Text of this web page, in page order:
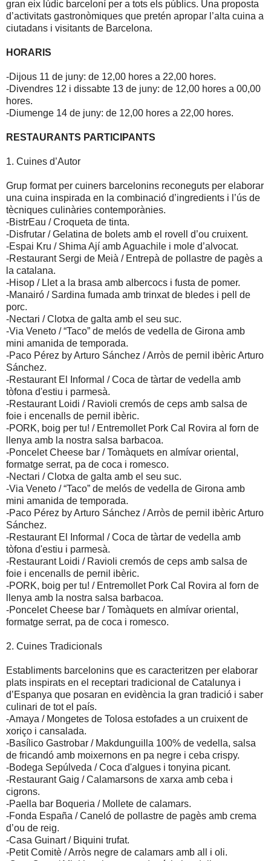
gran eix lúdic barceloní per a tots els públics. Una proposta
d’activitats gastronòmiques que pretén apropar l’alta cuina a
ciutadans i visitants de Barcelona.
HORARIS
-Dijous 11 de juny: de 12,00 hores a 22,00 hores.
-Divendres 12 i dissabte 13 de juny: de 12,00 hores a 00,00
hores.
-Diumenge 14 de juny: de 12,00 hores a 22,00 hores.
RESTAURANTS PARTICIPANTS
1. Cuines d’Autor
Grup format per cuiners barcelonins reconeguts per elaborar
una cuina inspirada en la combinació d’ingredients i l’ús de
tècniques culinàries contemporànies.
-BistrEau / Croqueta de tinta.
-Disfrutar / Gelatina de bolets amb el rovell d’ou cruixent.
-Espai Kru / Shima Ají amb Aguachile i mole d’alvocat.
-Restaurant Sergi de Meià / Entrepà de pollastre de pagès a
la catalana.
-Hisop / Llet a la brasa amb albercocs i fusta de pomer.
-Manairó / Sardina fumada amb trinxat de bledes i pell de
porc.
-Nectari / Clotxa de galta amb el seu suc.
-Via Veneto / “Taco” de melós de vedella de Girona amb
mini amanida de temporada.
-Paco Pérez by Arturo Sánchez / Arròs de pernil ibèric Arturo
Sánchez.
-Restaurant El Informal / Coca de tàrtar de vedella amb
tòfona d'estiu i parmesà.
-Restaurant Loidi / Ravioli cremós de ceps amb salsa de
foie i encenalls de pernil ibèric.
-PORK, boig per tu! / Entremollet Pork Cal Rovira al forn de
llenya amb la nostra salsa barbacoa.
-Poncelet Cheese bar / Tomàquets en almívar oriental,
formatge serrat, pa de coca i romesco.
-Nectari / Clotxa de galta amb el seu suc.
-Via Veneto / “Taco” de melós de vedella de Girona amb
mini amanida de temporada.
-Paco Pérez by Arturo Sánchez / Arròs de pernil ibèric Arturo
Sánchez.
-Restaurant El Informal / Coca de tàrtar de vedella amb
tòfona d'estiu i parmesà.
-Restaurant Loidi / Ravioli cremós de ceps amb salsa de
foie i encenalls de pernil ibèric.
-PORK, boig per tu! / Entremollet Pork Cal Rovira al forn de
llenya amb la nostra salsa barbacoa.
-Poncelet Cheese bar / Tomàquets en almívar oriental,
formatge serrat, pa de coca i romesco.
2. Cuines Tradicionals
Establiments barcelonins que es caracteritzen per elaborar
plats inspirats en el receptari tradicional de Catalunya i
d’Espanya que posaran en evidència la gran tradició i saber
culinari de tot el país.
-Amaya / Mongetes de Tolosa estofades a un cruixent de
xoriço i cansalada.
-Basílico Gastrobar / Makdunguilla 100% de vedella, salsa
de fricandó amb moixernons en pa negre i ceba crispy.
-Bodega Sepúlveda / Coca d'algues i tonyina picant.
-Restaurant Gaig / Calamarsons de xarxa amb ceba i
cigrons.
-Paella bar Boqueria / Mollete de calamars.
-Fonda España / Caneló de pollastre de pagès amb crema
d’ou de reig.
-Casa Guinart / Biquini trufat.
-Petit Comitè / Arròs negre de calamars amb all i oli.